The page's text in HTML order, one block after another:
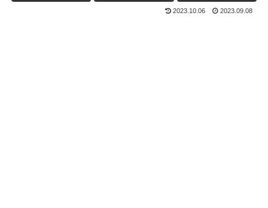
2023.10.06 2023.09.08